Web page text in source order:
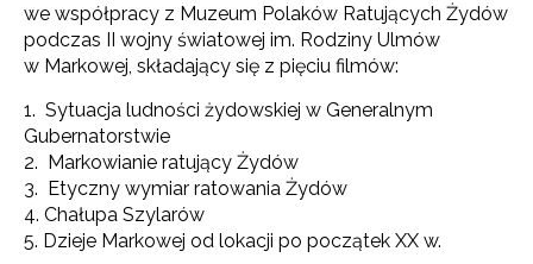
we współpracy z Muzeum Polaków Ratujących Żydów
podczas II wojny światowej im. Rodziny Ulmów
w Markowej, składający się z pięciu filmów:
Sytuacja ludności żydowskiej w Generalnym
Gubernatorstwie
Markowianie ratujący Żydów
Etyczny wymiar ratowania Żydów
Chałupa Szylarów
Dzieje Markowej od lokacji po początek XX w.